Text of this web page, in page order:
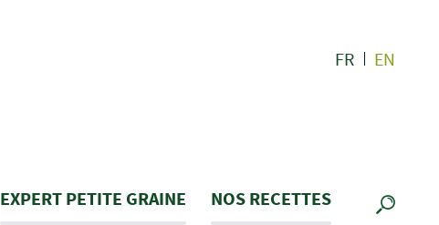
FR EN
EXPERT PETITE GRAINE NOS RECETTES